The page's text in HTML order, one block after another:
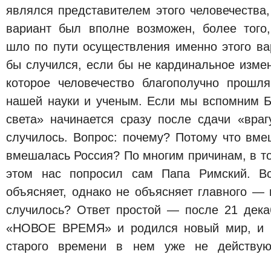
являлся представителем этого
вариант был вполне возможен, более
шло по пути осуществления именно этого
бы случился, если бы не кардинальное
которое человечество благополучно
нашей науки и ученым. Если мы вспомним
света» начинается сразу после сдачи
случилось. Вопрос: почему? Потому что
вмешалась Россия? По многим причинам, в
этом нас попросил сам Папа Римский.
объясняет, однако не объясняет главного —
случилось? Ответ простой — после 21
«НОВОЕ ВРЕМЯ» и родился новый мир, и
старого времени в нем уже не